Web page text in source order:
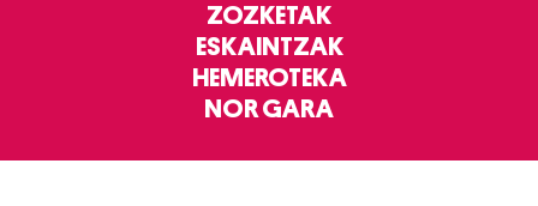
ZOZKETAK
ESKAINTZAK
HEMEROTEKA
NOR GARA